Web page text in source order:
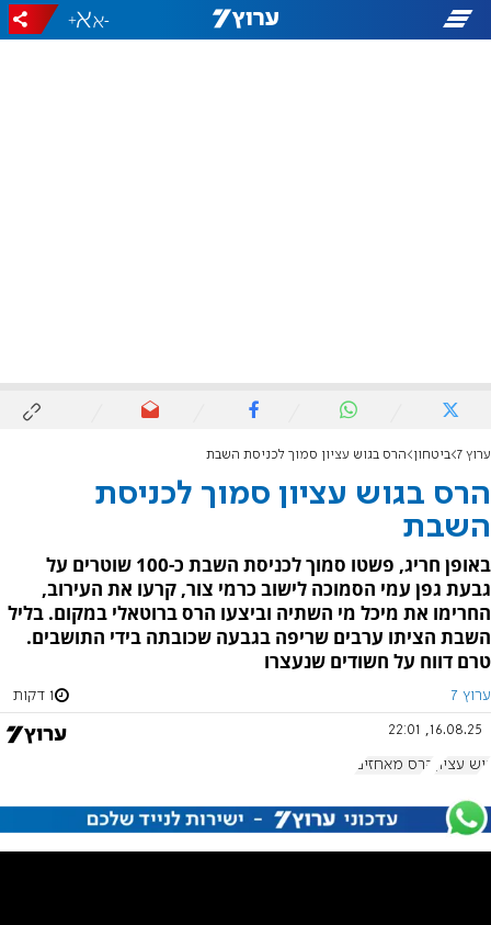
-
+
ערוץ 7 ביטחון הרס בגוש עציון סמוך לכניסת השבת
הרס בגוש עציון סמוך לכניסת
השבת
באופן חריג, פשטו סמוך לכניסת השבת כ-100 שוטרים על
גבעת גפן עמי הסמוכה לישוב כרמי צור, קרעו את העירוב,
החרימו את מיכל מי השתיה וביצעו הרס ברוטאלי במקום. בליל
השבת הציתו ערבים שריפה בגבעה שכובתה בידי התושבים.
טרם דווח על חשודים שנעצרו
ערוץ 7 1 דקות
16.08.25, 22:01
גוש עציון הרס מאחזים